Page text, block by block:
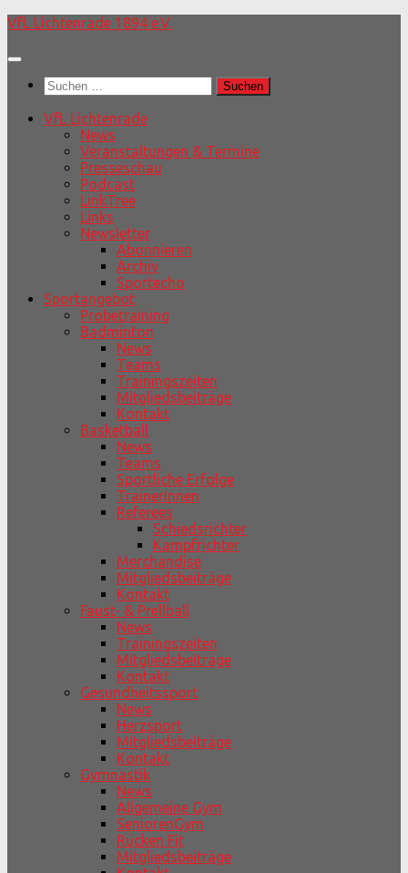
Unter
Inhalt
VfL Lichtenrade 1894 e.V.
Suchen
nach:
VfL Lichtenrade
News
Veranstaltungen & Termine
Presseschau
Podcast
LinkTree
Links
Newsletter
Abonnieren
Archiv
Sportecho
Sportangebot
Probetraining
Badminton
News
Teams
Trainingszeiten
Mitgliedsbeiträge
Kontakt
Basketball
News
Teams
Sportliche Erfolge
TrainerInnen
Referees
Schiedsrichter
Kampfrichter
Merchandise
Mitgliedsbeiträge
Kontakt
Faust- & Prellball
News
Trainingszeiten
Mitgliedsbeiträge
Kontakt
Gesundheitssport
News
Herzsport
Mitgliedsbeiträge
Kontakt
Gymnastik
News
Allgemeine Gym
SeniorenGym
Rücken Fit
Mitgliedsbeiträge